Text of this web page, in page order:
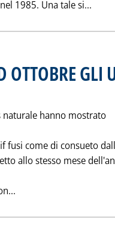
1985. Una tale si...
OTTOBRE GLI
naturale hanno mostrato
fusi come di consueto
allo stesso mese